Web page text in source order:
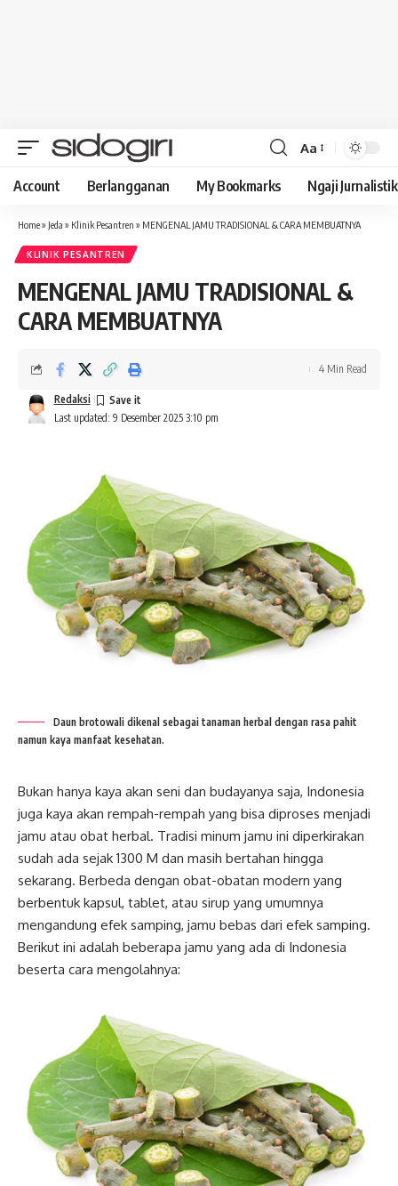
Font
Resizer
Aa
Account Berlangganan My Bookmarks Ngaji Jurnalistik
Home» Jeda » Klinik Pesantren » MENGENAL JAMU TRADISIONAL & CARA MEMBUATNYA
KLINIK PESANTREN
MENGENAL JAMU TRADISIONAL &
CARA MEMBUATNYA
Last updated: 9 Desember 2025 3:10 pm
Redaksi
4 Min Read
Daun brotowali dikenal sebagai tanaman herbal dengan rasa pahit
namun kaya manfaat kesehatan.
Bukan hanya kaya akan seni dan budayanya saja, Indonesia
juga kaya akan rempah-rempah yang bisa diproses menjadi
jamu atau obat herbal. Tradisi minum jamu ini diperkirakan
sudah ada sejak 1300 M dan masih bertahan hingga
sekarang. Berbeda dengan obat-obatan modern yang
berbentuk kapsul, tablet, atau sirup yang umumnya
mengandung efek samping, jamu bebas dari efek samping.
Berikut ini adalah beberapa jamu yang ada di Indonesia
beserta cara mengolahnya: